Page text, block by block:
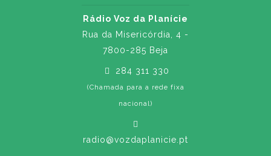
Rádio Voz da Planície
Rua da Misericórdia, 4 -
7800-285 Beja
284 311 330
(Chamada para a rede fixa
nacional)
radio@vozdaplanicie.pt